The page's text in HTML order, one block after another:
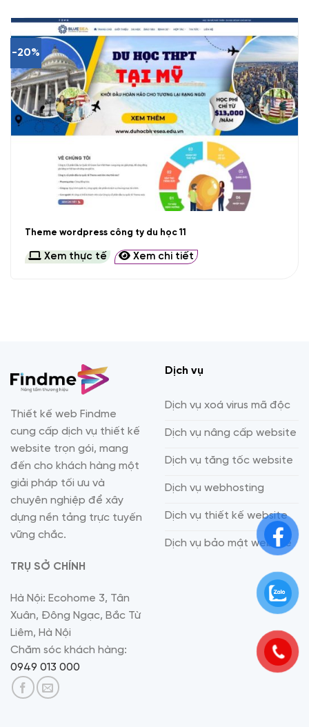
-20%
Theme wordpress công ty du học 11
Xem thực tế Xem chi tiết
Thiết kế web Findme
cung cấp dịch vụ thiết kế
website trọn gói, mang
đến cho khách hàng một
giải pháp tối ưu và
chuyên nghiệp để xây
dựng nền tảng trực tuyến
vững chắc.
TRỤ SỞ CHÍNH
Hà Nội: Ecohome 3, Tân
Xuân, Đông Ngạc, Bắc Từ
Liêm, Hà Nội
Chăm sóc khách hàng:
0949 013 000
Dịch vụ
Dịch vụ xoá virus mã độc
Dịch vụ nâng cấp website
Dịch vụ tăng tốc website
Dịch vụ webhosting
Dịch vụ thiết kế website
Dịch vụ bảo mật website